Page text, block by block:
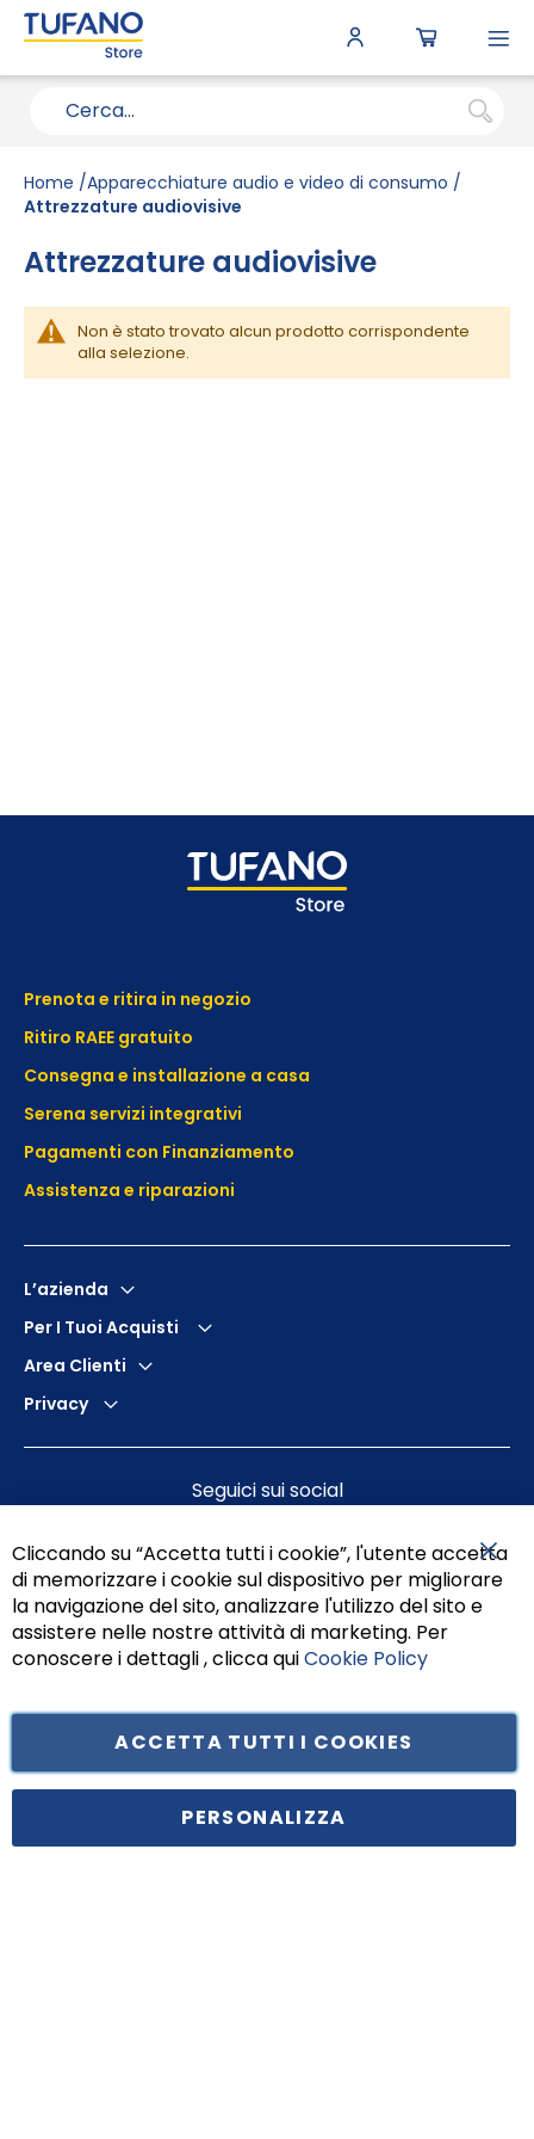
Home Apparecchiature audio e video di consumo
Attrezzature audiovisive
Attrezzature audiovisive
Non è stato trovato alcun prodotto corrispondente
alla selezione.
Prenota e ritira in negozio
Ritiro RAEE gratuito
Consegna e installazione a casa
Serena servizi integrativi
Pagamenti con Finanziamento
Assistenza e riparazioni
L’azienda
Per I Tuoi Acquisti
Area Clienti
Privacy
Seguici sui social
Principe di Piemonte 199, cap. 80026 Casoria (NA) - C.F. 05834470634 -
Cliccando su “Accetta tutti i cookie”, l'utente accetta
di memorizzare i cookie sul dispositivo per migliorare
la navigazione del sito, analizzare l'utilizzo del sito e
assistere nelle nostre attività di marketing. Per
conoscere i dettagli , clicca quiCookie Policy
ACCETTA TUTTI I COOKIES
PERSONALIZZA